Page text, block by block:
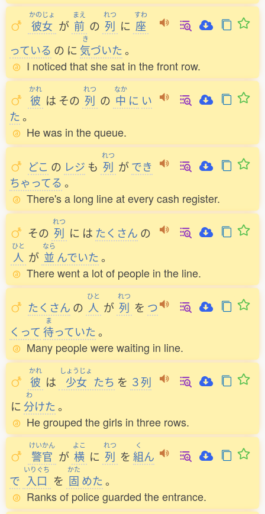
かのじょ
彼女 が
まえ
前 の
れつ
列 に
すわ
座
っている の に
き
気づいた。
I noticed that she sat in the front row.
かれ
彼 は その
れつ
列 の
なか
中 に い
た。
He was in the queue.
どこ の レジ も
れつ
列 ができ
ちゃってる 。
There's a long line at every cash register.
その
れつ
列 に は たくさん の
ひと
人 が
なら
並 んでいた。
There went a lot of people in the line.
たくさん の
ひと
人 が
れつ
列 を つ
くって
ま
待っていた。
Many people were waiting in line.
かれ
彼 は
しょうじょ
少女 たち を ３列
に
わ
分けた。
He grouped the girls in three rows.
けいかん
警官 が
よこ
横 に
れつ
列 を
く
組ん
で
いりぐち
入口 を
かた
固 めた。
Ranks of police guarded the entrance.